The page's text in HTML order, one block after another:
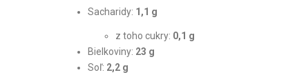
Sacharidy: 1,1 g
z toho cukry: 0,1 g
Bielkoviny: 23 g
Soľ: 2,2 g